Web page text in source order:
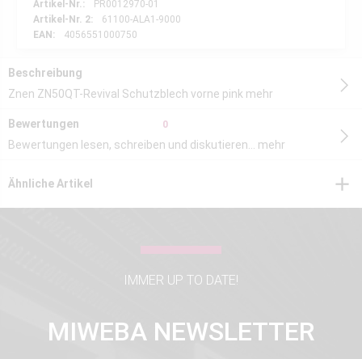
Artikel-Nr.:
PR0012970-01
Artikel-Nr. 2:
61100-ALA1-9000
EAN:
4056551000750
Beschreibung
Znen ZN50QT-Revival Schutzblech vorne pink mehr
Bewertungen 0
Bewertungen lesen, schreiben und diskutieren... mehr
Ähnliche Artikel
IMMER UP TO DATE!
MIWEBA NEWSLETTER